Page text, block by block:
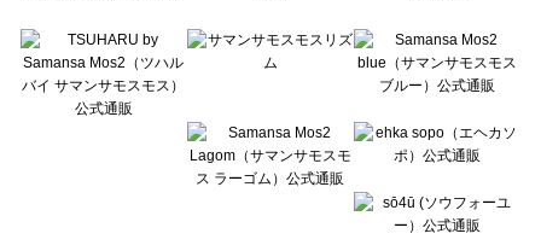
Lugnoncure（ルノンキュール）のボトムス一覧
BETTY'S BLUE（べティーズブルー）のボトムス一覧
Wpc.（ワールドパーティー）のボトムス一覧